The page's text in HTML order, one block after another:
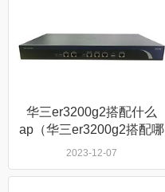
华三er3200g2搭配什么
ap（华三er3200g2搭配哪
个ap）
2023-12-07